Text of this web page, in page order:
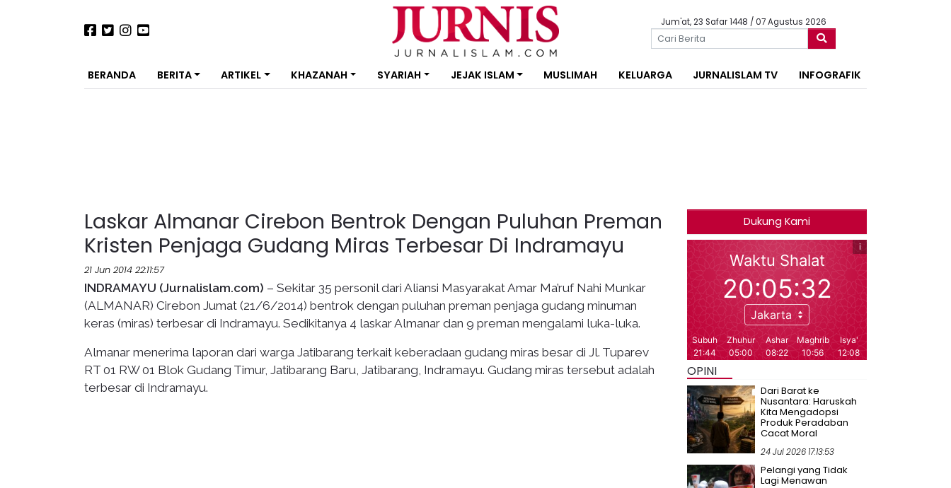
Jum'at, 23 Safar 1448 / 07 Agustus 2026
BERANDA BERITA ARTIKEL KHAZANAH SYARIAH JEJAK ISLAM MUSLIMAH KELUARGA JURNALISLAM TV INFOGRAFIK
Laskar Almanar Cirebon Bentrok Dengan Puluhan Preman
Kristen Penjaga Gudang Miras Terbesar Di Indramayu
21 Jun 2014 22:11:57
INDRAMAYU (Jurnalislam.com) – Sekitar 35 personil dari Aliansi Masyarakat Amar Ma’ruf Nahi Munkar
(ALMANAR) Cirebon Jumat (21/6/2014) bentrok dengan puluhan preman penjaga gudang minuman
keras (miras) terbesar di Indramayu. Sedikitanya 4 laskar Almanar dan 9 preman mengalami luka-luka.
Almanar menerima laporan dari warga Jatibarang terkait keberadaan gudang miras besar di Jl. Tuparev
RT 01 RW 01 Blok Gudang Timur, Jatibarang Baru, Jatibarang, Indramayu. Gudang miras tersebut adalah
terbesar di Indramayu.
Dukung Kami
OPINI
Dari Barat ke
Nusantara: Haruskah
Kita Mengadopsi
Produk Peradaban
Cacat Moral
24 Jul 2026 17:13:53
Pelangi yang Tidak
Lagi Menawan